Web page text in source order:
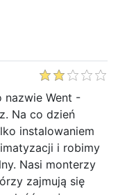
nazwie Went -
Na co dzień
instalowaniem
i robimy
Nasi monterzy
zajmują się